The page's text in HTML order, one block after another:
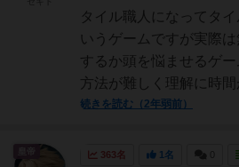
タイル職人になってタ
いうゲームですが実際
するか頭を悩ませるゲ
方法が難しく理解に時
続きを読む（2年弱前）
363名 1名